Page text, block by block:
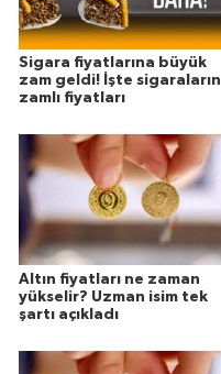
Sigara fiyatlarına büyük
zam geldi! İşte sigaraların
zamlı fiyatları
Altın fiyatları ne zaman
yükselir? Uzman isim tek
şartı açıkladı